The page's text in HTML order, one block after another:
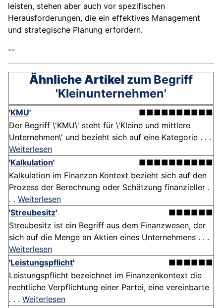
leisten, stehen aber auch vor spezifischen
Herausforderungen, die ein effektives Management
und strategische Planung erfordern.
--
Ähnliche Artikel zum Begriff
'Kleinunternehmen'
'KMU'
■■■■■■■■■■
Der Begriff \'KMU\' steht für \'Kleine und mittlere
Unternehmen\' und bezieht sich auf eine Kategorie . . .
Weiterlesen
'Kalkulation'
■■■■■■■■■■
Kalkulation im Finanzen Kontext bezieht sich auf den
Prozess der Berechnung oder Schätzung finanzieller .
. . Weiterlesen
'Streubesitz'
■■■■■■
Streubesitz ist ein Begriff aus dem Finanzwesen, der
sich auf die Menge an Aktien eines Unternehmens . . .
Weiterlesen
'Leistungspflicht'
■■■■■■
Leistungspflicht bezeichnet im Finanzenkontext die
rechtliche Verpflichtung einer Partei, eine vereinbarte
. . . Weiterlesen